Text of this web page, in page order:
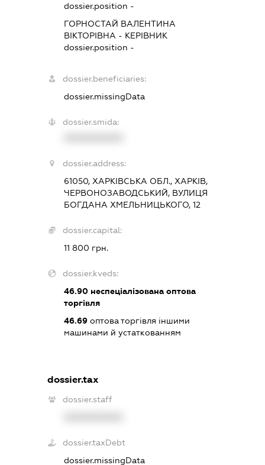
dossier.position -
ГОРНОСТАЙ ВАЛЕНТИНА
ВІКТОРІВНА - КЕРІВНИК
dossier.position -
dossier.beneficiaries:
dossier.missingData
dossier.smida:
dossier.address:
61050, ХАРКІВСЬКА ОБЛ., ХАРКІВ,
ЧЕРВОНОЗАВОДСЬКИЙ, ВУЛИЦЯ
БОГДАНА ХМЕЛЬНИЦЬКОГО, 12
dossier.capital:
11 800 грн.
dossier.kveds:
46.90неспеціалізована оптова
торгівля
46.69оптова торгівля іншими
машинами й устаткованням
dossier.tax
dossier.staff
dossier.taxDebt
dossier.missingData